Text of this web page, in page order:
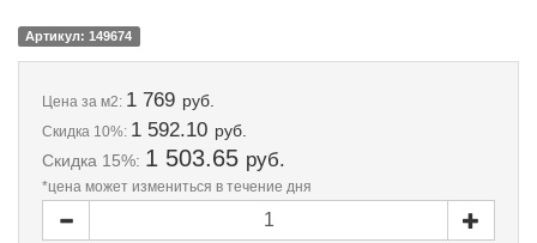
Артикул: 149674
Цена за м2: 1 769 руб.
Скидка 10%: 1 592.10 руб.
Скидка 15%: 1 503.65 руб.
*цена может измениться в течение дня